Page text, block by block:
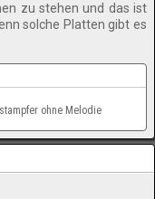
zu stehen und das ist
solche Platten gibt es
ohne Melodie